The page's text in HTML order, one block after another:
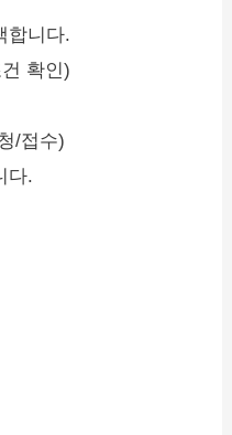
합니다.
확인)
/접수)
다.